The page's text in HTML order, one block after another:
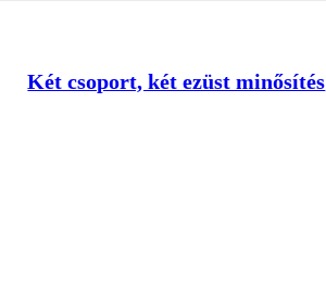
Két csoport, két ezüst minősítés